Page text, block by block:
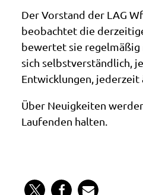
Der Vorstand der LAG
beobachtet die
bewertet sie regelmäßig
sich selbstverständlich,
Entwicklungen, jederzeit
Über Neuigkeiten
Laufenden halten.